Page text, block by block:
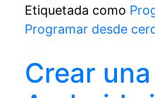
Etiquetada como
Programar desde
Crear